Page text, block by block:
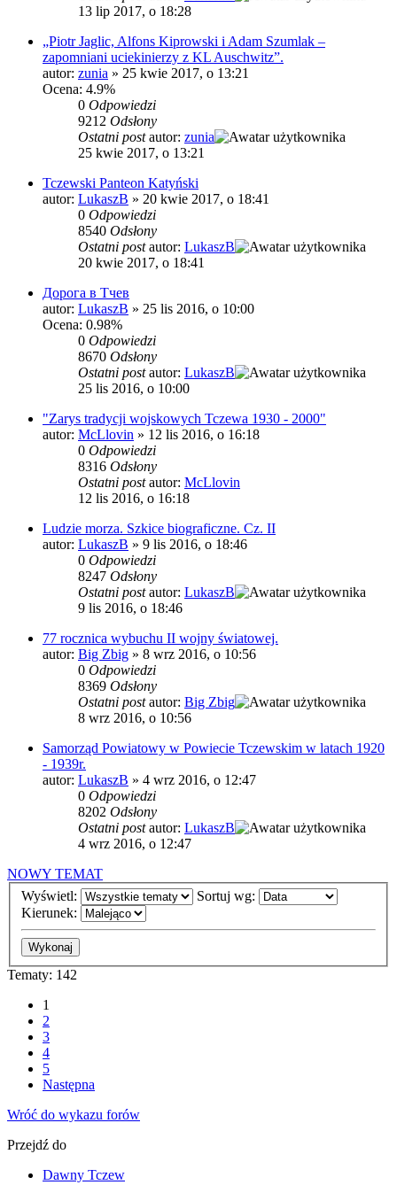
13 lip 2017, o 18:28
„Piotr Jaglic, Alfons Kiprowski i Adam Szumlak –
zapomniani uciekinierzy z KL Auschwitz”.
autor: zunia » 25 kwie 2017, o 13:21
Ocena: 4.9%
0 Odpowiedzi
9212 Odsłony
Ostatni postautor: zunia
25 kwie 2017, o 13:21
Tczewski Panteon Katyński
autor: LukaszB » 20 kwie 2017, o 18:41
0 Odpowiedzi
8540 Odsłony
Ostatni postautor: LukaszB
20 kwie 2017, o 18:41
Дорога в Тчев
autor: LukaszB » 25 lis 2016, o 10:00
Ocena: 0.98%
0 Odpowiedzi
8670 Odsłony
Ostatni postautor: LukaszB
25 lis 2016, o 10:00
"Zarys tradycji wojskowych Tczewa 1930 - 2000"
autor: McLlovin » 12 lis 2016, o 16:18
0 Odpowiedzi
8316 Odsłony
Ostatni postautor: McLlovin
12 lis 2016, o 16:18
Ludzie morza. Szkice biograficzne. Cz. II
autor: LukaszB » 9 lis 2016, o 18:46
0 Odpowiedzi
8247 Odsłony
Ostatni postautor: LukaszB
9 lis 2016, o 18:46
77 rocznica wybuchu II wojny światowej.
autor: Big Zbig » 8 wrz 2016, o 10:56
0 Odpowiedzi
8369 Odsłony
Ostatni postautor: Big Zbig
8 wrz 2016, o 10:56
Samorząd Powiatowy w Powiecie Tczewskim w latach 1920
- 1939r.
autor: LukaszB » 4 wrz 2016, o 12:47
0 Odpowiedzi
8202 Odsłony
Ostatni postautor: LukaszB
4 wrz 2016, o 12:47
NOWY TEMAT
Wyświetl:
Sortuj wg:
Kierunek:
Tematy: 142
1
2
3
4
5
Następna
Wróć do wykazu forów
Przejdź do
Dawny Tczew